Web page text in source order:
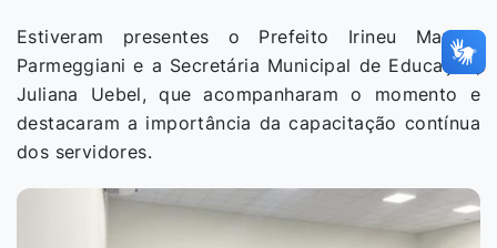
Estiveram presentes o Prefeito Irineu Marcos
Parmeggiani e a Secretária Municipal de Educação,
Juliana Uebel, que acompanharam o momento e
destacaram a importância da capacitação contínua
dos servidores.